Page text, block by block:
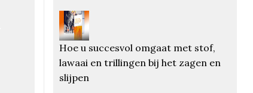
Hoe u succesvol omgaat met stof,
lawaai en trillingen bij het zagen en
slijpen